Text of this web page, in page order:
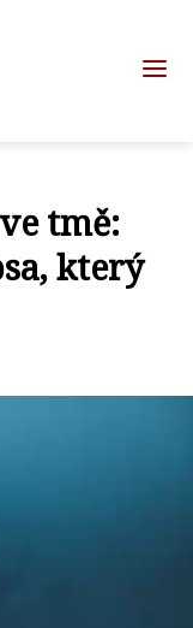
tmě:
který